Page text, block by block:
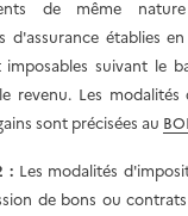
de même
d'assurance établies
imposables suivant le
revenu. Les modalités
sont précisées au
:Les modalités
de bons ou